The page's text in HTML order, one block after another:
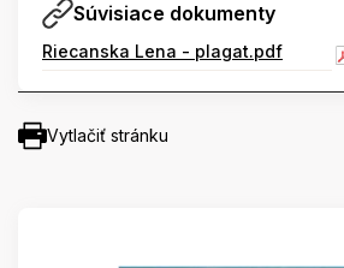
Súvisiace dokumenty
Riecanska Lena - plagat.pdf
Vytlačiť stránku